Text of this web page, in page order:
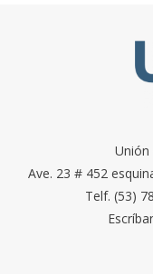
Unión
Ave. 23 # 452
Telf. (53)